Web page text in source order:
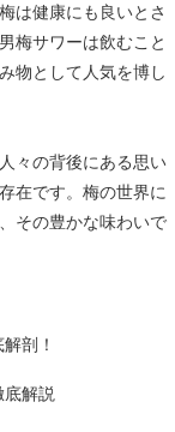
は健康にも良いとさ
梅サワーは飲むこと
物として人気を博し
々の背後にある思い
在です。梅の世界に
その豊かな味わいで
剖！
底解説